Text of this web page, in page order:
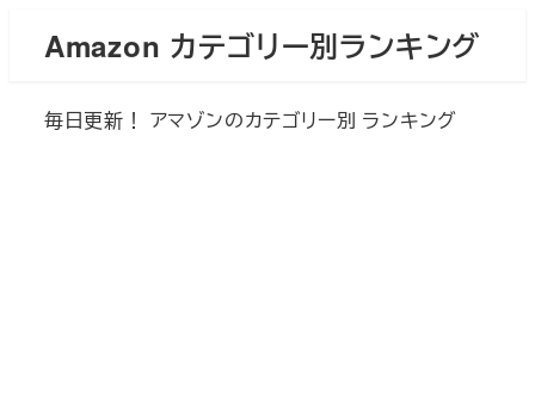
Amazon カテゴリー別ランキング
毎日更新！ アマゾンのカテゴリー別 ランキング